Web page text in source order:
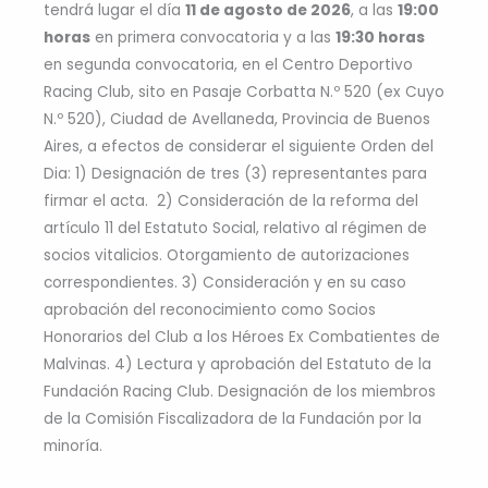
tendrá lugar el día 11 de agosto de 2026, a las 19:00
horas en primera convocatoria y a las 19:30 horas
en segunda convocatoria, en el Centro Deportivo
Racing Club, sito en Pasaje Corbatta N.º 520 (ex Cuyo
N.º 520), Ciudad de Avellaneda, Provincia de Buenos
Aires, a efectos de considerar el siguiente Orden del
Dia: 1) Designación de tres (3) representantes para
firmar el acta. 2) Consideración de la reforma del
artículo 11 del Estatuto Social, relativo al régimen de
socios vitalicios. Otorgamiento de autorizaciones
correspondientes. 3) Consideración y en su caso
aprobación del reconocimiento como Socios
Honorarios del Club a los Héroes Ex Combatientes de
Malvinas. 4) Lectura y aprobación del Estatuto de la
Fundación Racing Club. Designación de los miembros
de la Comisión Fiscalizadora de la Fundación por la
minoría.